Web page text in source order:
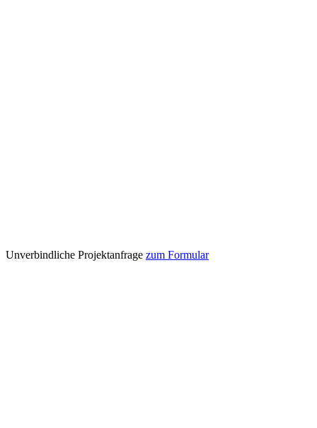
Unverbindliche Projektanfrage zum Formular